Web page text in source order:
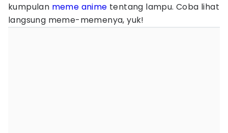
kumpulan meme anime tentang lampu. Coba lihat
langsung meme-memenya, yuk!